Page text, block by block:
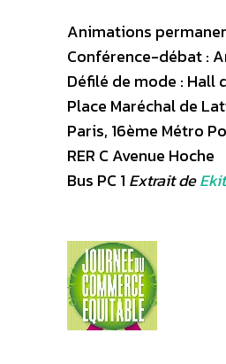
Animations
Conférence-débat :
Défilé de mode : Hall
Place Maréchal de
Paris, 16ème Métro
RER C Avenue Hoche
Bus PC 1 Extrait de